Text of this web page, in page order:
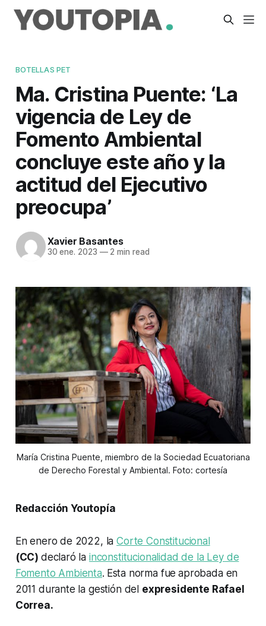
BOTELLAS PET
Ma. Cristina Puente: ‘La
vigencia de Ley de
Fomento Ambiental
concluye este año y la
actitud del Ejecutivo
preocupa’
Xavier Basantes
30 ene. 2023 —2 min read
María Cristina Puente, miembro de la Sociedad Ecuatoriana
de Derecho Forestal y Ambiental. Foto: cortesía
Redacción Youtopía
En enero de 2022, laCorte Constitucional
(CC) declaró la inconstitucionalidad de la Ley de
Fomento Ambienta. Esta norma fue aprobada en
2011 durante la gestión del expresidente Rafael
Correa.